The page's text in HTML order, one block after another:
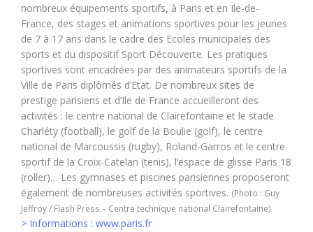
nombreux équipements sportifs, à Paris et en Ile-de-
France, des stages et animations sportives pour les jeunes
de 7 à 17 ans dans le cadre des Ecoles municipales des
sports et du dispositif Sport Découverte. Les pratiques
sportives sont encadrées par des animateurs sportifs de la
Ville de Paris diplômés d’Etat. De nombreux sites de
prestige parisiens et d’Ile de France accueilleront des
activités : le centre national de Clairefontaine et le stade
Charléty (football), le golf de la Boulie (golf), le centre
national de Marcoussis (rugby), Roland-Garros et le centre
sportif de la Croix-Catelan (tenis), l’espace de glisse Paris 18
(roller)… Les gymnases et piscines parisiennes proposeront
également de nombreuses activités sportives. (Photo : Guy
Jeffroy / Flash Press – Centre technique national Clairefontaine)
> Informations : www.paris.fr